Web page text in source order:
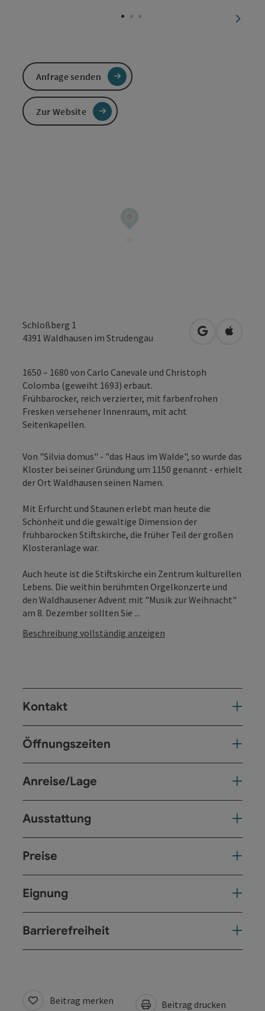
Schloßberg 1
4391 Waldhausen im Strudengau in Google
in
1650 – 1680 von Carlo Canevale und Christoph
Colomba (geweiht 1693) erbaut.
Frühbarocker, reich verzierter, mit farbenfrohen
Fresken versehener Innenraum, mit acht
Seitenkapellen.
Von "Silvia domus" - "das Haus im Walde", so wurde das
Kloster bei seiner Gründung um 1150 genannt - erhielt
der Ort Waldhausen seinen Namen.
Mit Erfurcht und Staunen erlebt man heute die
Schönheit und die gewaltige Dimension der
frühbarocken Stiftskirche, die früher Teil der großen
Klosteranlage war.
Auch heute ist die Stiftskirche ein Zentrum kulturellen
Lebens. Die weithin berühmten Orgelkonzerte und
den Waldhausener Advent mit "Musik zur Weihnacht"
am 8. Dezember sollten Sie ...
Beschreibung vollständig anzeigen
Kontakt
Öffnungszeiten
Anreise/Lage
Ausstattung
Preise
Eignung
Barrierefreiheit
Anfrage senden
Zur Website
Beitrag merken Beitrag drucken